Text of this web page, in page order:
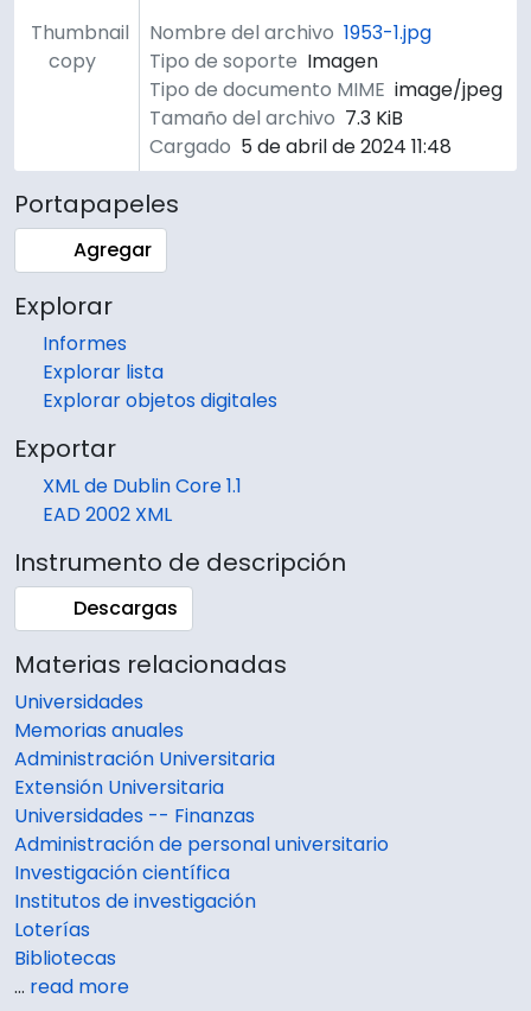
Thumbnail
copy
Nombre del archivo 1953-1.jpg
Tipo de soporte Imagen
Tipo de documento MIME image/jpeg
Tamaño del archivo 7.3 KiB
Cargado 5 de abril de 2024 11:48
Portapapeles
Agregar
Explorar
Informes
Explorar lista
Explorar objetos digitales
Exportar
XML de Dublin Core 1.1
EAD 2002 XML
Instrumento de descripción
Descargas
Materias relacionadas
Universidades
Memorias anuales
Administración Universitaria
Extensión Universitaria
Universidades -- Finanzas
Administración de personal universitario
Investigación científica
Institutos de investigación
Loterías
Bibliotecas
… read more